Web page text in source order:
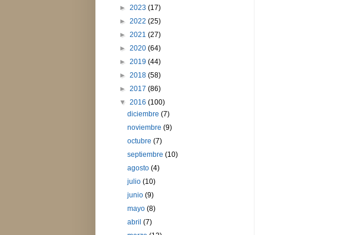
► 2023 (17)
► 2022 (25)
► 2021 (27)
► 2020 (64)
► 2019 (44)
► 2018 (58)
► 2017 (86)
▼ 2016 (100)
diciembre(7)
noviembre(9)
octubre(7)
septiembre(10)
agosto(4)
julio(10)
junio(9)
mayo(8)
abril(7)